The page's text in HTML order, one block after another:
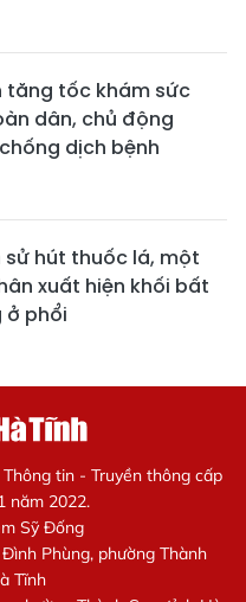
tăng tốc khám sức
dân, chủ động
dịch bệnh
sử hút thuốc lá, một
xuất hiện khối bất
ở phổi
tin - Truyền thông cấp
năm 2022.
Sỹ Đống
Phùng, phường Thành
Tĩnh